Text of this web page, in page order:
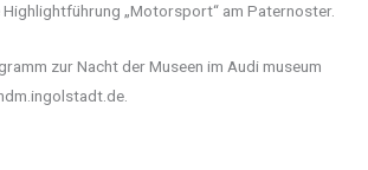
Highlightführung „Motorsport“ am Paternoster.
zur Nacht der Museen im Audi museum